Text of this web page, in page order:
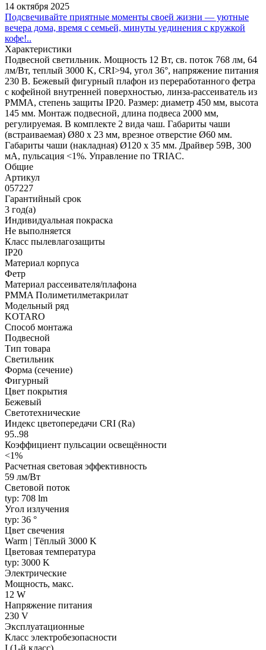
14 октября 2025
Подсвечивайте приятные моменты своей жизни — уютные
вечера дома, время с семьей, минуты уединения с кружкой
кофе!..
Характеристики
Подвесной светильник. Мощность 12 Вт, св. поток 768 лм, 64
лм/Вт, теплый 3000 K, CRI>94, угол 36°, напряжение питания
230 В. Бежевый фигурный плафон из переработанного фетра
с кофейной внутренней поверхностью, линза-рассеиватель из
PMMA, степень защиты IP20. Размер: диаметр 450 мм, высота
145 мм. Монтаж подвесной, длина подвеса 2000 мм,
регулируемая. В комплекте 2 вида чаш. Габариты чаши
(встраиваемая) Ø80 х 23 мм, врезное отверстие Ø60 мм.
Габариты чаши (накладная) Ø120 x 35 мм. Драйвер 59В, 300
мА, пульсация <1%. Управление по TRIAC.
Общие
Артикул
057227
Гарантийный срок
3 год(а)
Индивидуальная покраска
Не выполняется
Класс пылевлагозащиты
IP20
Материал корпуса
Фетр
Материал рассеивателя/плафона
PMMA Полиметилметакрилат
Модельный ряд
KOTARO
Способ монтажа
Подвесной
Тип товара
Светильник
Форма (сечение)
Фигурный
Цвет покрытия
Бежевый
Светотехнические
Индекс цветопередачи CRI (Ra)
95..98
Коэффициент пульсации освещённости
<1%
Расчетная световая эффективность
59 лм/Вт
Световой поток
typ: 708 lm
Угол излучения
typ: 36 °
Цвет свечения
Warm | Тёплый 3000 K
Цветовая температура
typ: 3000 K
Электрические
Мощность, макс.
12 W
Напряжение питания
230 V
Эксплуатационные
Класс электробезопасности
I (1-й класс)